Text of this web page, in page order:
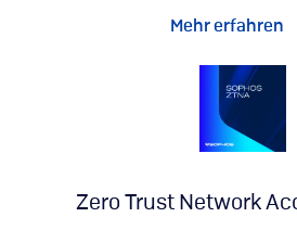
Mehr erfahren
Zero Trust Network